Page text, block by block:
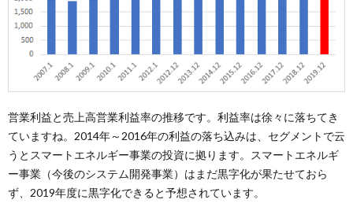
営業利益と売上高営業利益率の推移です。利益率は徐々に落ちてき
ていますね。2014年～2016年の利益の落ち込みは、セグメントで云
うとスマートエネルギー事業の投資に拠ります。スマートエネルギ
ー事業（今後のシステム開発事業）はまだ黒字化が果たせておら
ず、2019年度に黒字化できると予想されています。